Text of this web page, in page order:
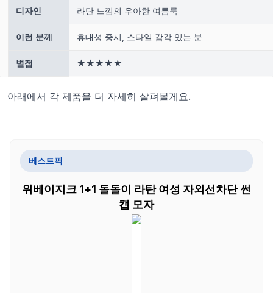
디자인 라탄 느낌의 우아한 여름룩
이런 분께 휴대성 중시, 스타일 감각 있는 분
별점 ★★★★★
아래에서 각 제품을 더 자세히 살펴볼게요.
베스트픽
위베이지크 1+1 돌돌이 라탄 여성 자외선차단 썬
캡 모자